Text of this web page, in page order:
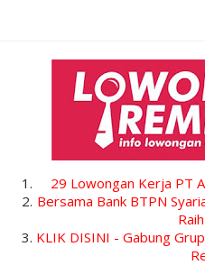
29 Lowongan Kerja PT
Bersama Bank BTPN
KLIK DISINI - Gabung